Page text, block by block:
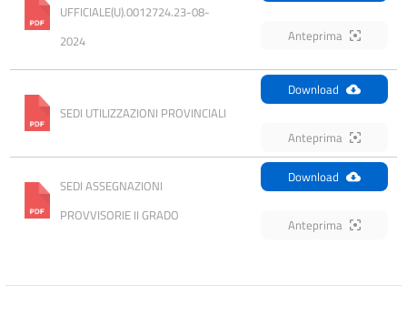
UFFICIALE(U).0012724.23-08-
2024
Anteprima
SEDI UTILIZZAZIONI PROVINCIALI
Download
Anteprima
SEDI ASSEGNAZIONI
PROVVISORIE II GRADO
Download
Anteprima